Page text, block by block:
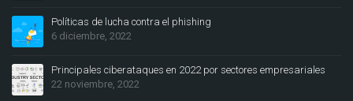
Políticas de lucha contra el phishing
6 diciembre, 2022
Principales ciberataques en 2022 por sectores empresariales
22 noviembre, 2022